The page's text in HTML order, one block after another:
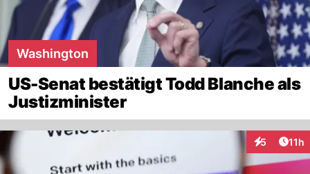
Washington
US-Senat bestätigt Todd Blanche als
Justizminister
5 11h